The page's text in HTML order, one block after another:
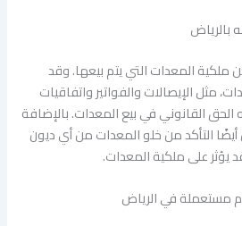
بالرياض
ملكية المعدات التي يتم بيعها. وقد
مثل الإيصالات والفواتير واتفاقيات
الحق القانوني في بيع المعدات. بالإضافة
التأكد من خلو المعدات من أي ديون
يؤثر على ملكية المعدات.
مستعملة في الرياض